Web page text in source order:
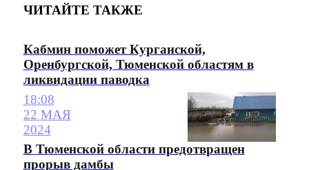
ЧИТАЙТЕ ТАКЖЕ
Кабмин поможет Курганской,
Оренбургской, Тюменской областям в
ликвидации паводка
18:08
22 МАЯ
2024
В Тюменской области предотвращен
прорыв дамбы